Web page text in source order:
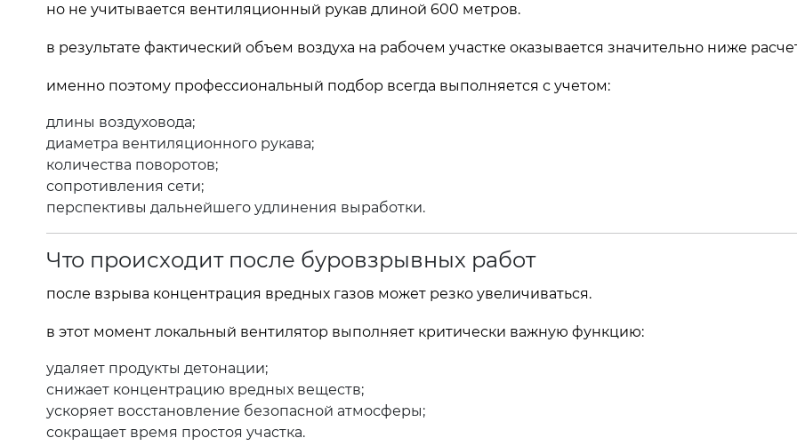
но не учитывается вентиляционный рукав длиной 600 метров.
в результате фактический объем воздуха на рабочем участке оказывается значительно ниже
именно поэтому профессиональный подбор всегда выполняется с учетом:
длины воздуховода;
диаметра вентиляционного рукава;
количества поворотов;
сопротивления сети;
перспективы дальнейшего удлинения выработки.
Что происходит после буровзрывных работ
после взрыва концентрация вредных газов может резко увеличиваться.
в этот момент локальный вентилятор выполняет критически важную функцию:
удаляет продукты детонации;
снижает концентрацию вредных веществ;
ускоряет восстановление безопасной атмосферы;
сокращает время простоя участка.